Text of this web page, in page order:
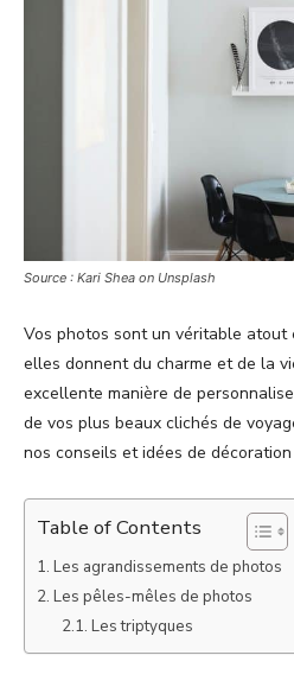
Source : Kari Shea on Unsplash
Vos photos sont un véritable atout
elles donnent du charme et de la
excellente manière de
de vos plus beaux clichés de
nos conseils et idées de
Table of Contents
Les agrandissements de photos
Les pêles-mêles de photos
Les triptyques